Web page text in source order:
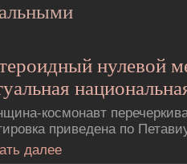
нулевой
космонавт
приведена по
далее